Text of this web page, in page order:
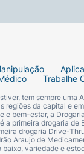
Trabalhe
tem sempre
regiões da capital e
e bem-estar, a
a primeira drogaria
drogaria Drive-
Araujo de
variedade e